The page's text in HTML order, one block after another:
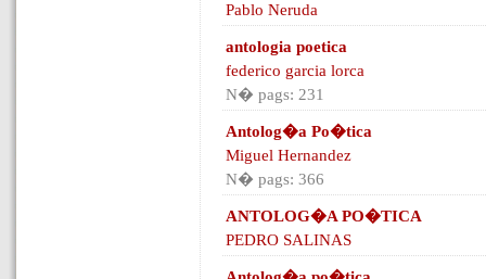
Pablo Neruda
antologia poetica
federico garcia lorca
N� pags: 231
Antolog�a Po�tica
Miguel Hernandez
N� pags: 366
ANTOLOG�A PO�TICA
PEDRO SALINAS